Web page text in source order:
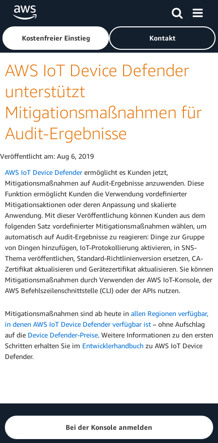
Überspringen zum Hauptinhalt
Klicken Sie hier, um zur Amazon Web Services-Startseite
Kostenfreier Einstieg Kontakt
AWS IoT Device Defender
unterstützt
Mitigationsmaßnahmen für
Audit-Ergebnisse
Veröffentlicht am: Aug 6, 2019
AWS IoT Device Defenderermöglicht es Kunden jetzt,
Mitigationsmaßnahmen auf Audit-Ergebnisse anzuwenden. Diese
Funktion ermöglicht Kunden die Verwendung vordefinierter
Mitigationsaktionen oder deren Anpassung und skalierte
Anwendung. Mit dieser Veröffentlichung können Kunden aus dem
folgenden Satz vordefinierter Mitigationsmaßnahmen wählen, um
automatisch auf Audit-Ergebnisse zu reagieren: Dinge zur Gruppe
von Dingen hinzufügen, IoT-Protokollierung aktivieren, in SNS-
Thema veröffentlichen, Standard-Richtlinienversion ersetzen, CA-
Zertifikat aktualisieren und Gerätezertifikat aktualisieren. Sie können
Mitigationsmaßnahmen durch Verwenden der AWS IoT-Konsole, der
AWS Befehlszeilenschnittstelle (CLI) oder der APIs nutzen.
Mitigationsmaßnahmen sind ab heute in allen Regionen verfügbar,
in denen AWS IoT Device Defender verfügbar ist – ohne Aufschlag
auf die Device Defender-Preise. Weitere Informationen zu den ersten
Schritten erhalten Sie im Entwicklerhandbuch zu AWS IoT Device
Defender.
Bei der Konsole anmelden